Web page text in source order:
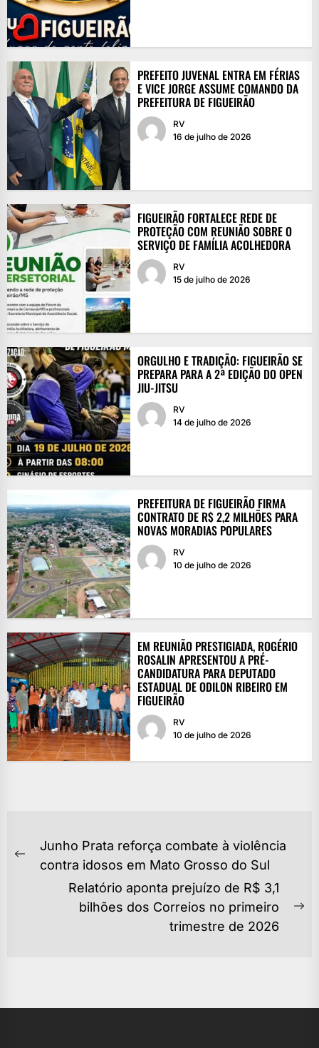
PREFEITO JUVENAL ENTRA EM FÉRIAS
E VICE JORGE ASSUME COMANDO DA
PREFEITURA DE FIGUEIRÃO
RV
16 de julho de 2026
FIGUEIRÃO FORTALECE REDE DE
PROTEÇÃO COM REUNIÃO SOBRE O
SERVIÇO DE FAMÍLIA ACOLHEDORA
RV
15 de julho de 2026
ORGULHO E TRADIÇÃO: FIGUEIRÃO SE
PREPARA PARA A 2ª EDIÇÃO DO OPEN
JIU-JITSU
RV
14 de julho de 2026
PREFEITURA DE FIGUEIRÃO FIRMA
CONTRATO DE R$ 2,2 MILHÕES PARA
NOVAS MORADIAS POPULARES
RV
10 de julho de 2026
EM REUNIÃO PRESTIGIADA, ROGÉRIO
ROSALIN APRESENTOU A PRÉ-
CANDIDATURA PARA DEPUTADO
ESTADUAL DE ODILON RIBEIRO EM
FIGUEIRÃO
RV
10 de julho de 2026
NAVEGAÇÃO
DEPrevious
Junho Prata reforça combate à violência
contra idosos em Mato Grosso do Sul
Relatório aponta prejuízo de R$ 3,1
bilhões dos Correios no primeiro
trimestre de 2026